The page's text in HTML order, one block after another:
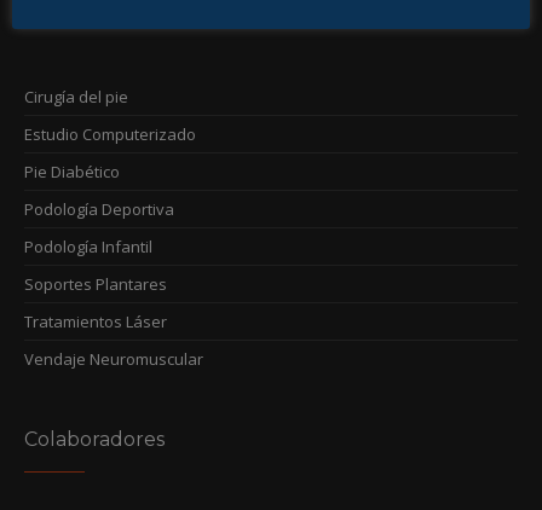
Cirugía del pie
Estudio Computerizado
Pie Diabético
Podología Deportiva
Podología Infantil
Soportes Plantares
Tratamientos Láser
Vendaje Neuromuscular
Colaboradores